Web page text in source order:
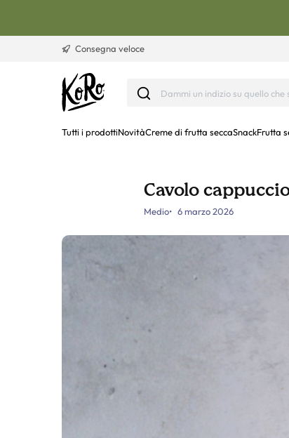
Consegna veloce
Tutti i prodottiNovitàCreme di frutta seccaSnackFrutta
Cavolo
Medio 6 marzo 2026